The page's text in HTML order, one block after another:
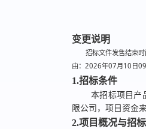
变更说明
招标文件发售结束
由：2026年07月10日
1.招标条件
本招标项目 产
限公司， 项目资金
2.项目概况与招